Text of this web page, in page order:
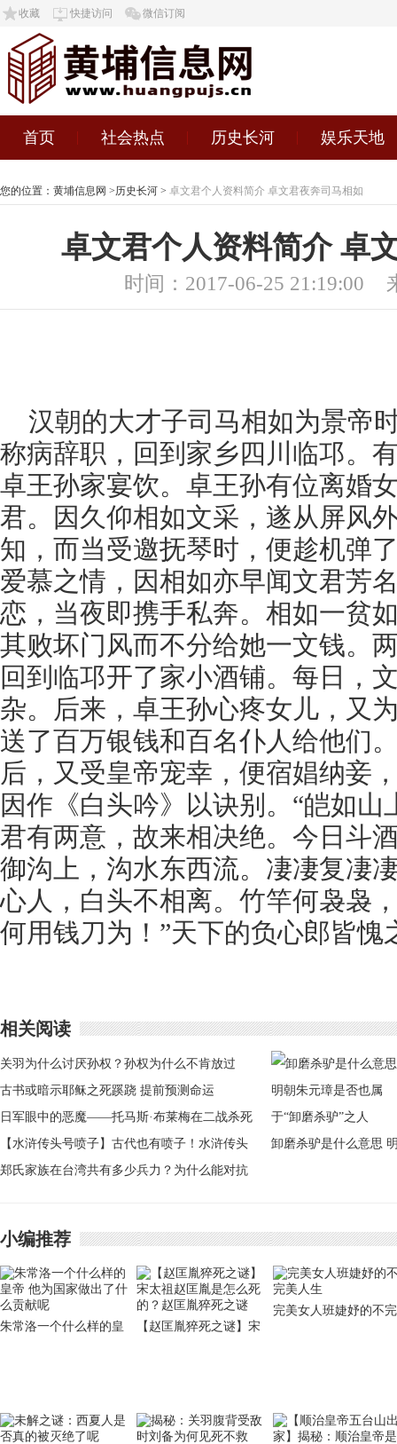
收藏 快捷访问 微信订阅
首页 社会热点 历史长河 娱乐天地
您的位置： 黄埔信息网 >历史长河 > 卓文君个人资料简介 卓文君夜奔司马相如
卓文君个人资料简介 卓
时间：2017-06-25 21:19:00
汉朝的大才子司马相如为景帝
称病辞职，回到家乡四川临邛。
卓王孙家宴饮。卓王孙有位离婚
君。因久仰相如文采，遂从屏风
知，而当受邀抚琴时，便趁机弹
爱慕之情，因相如亦早闻文君芳
恋，当夜即携手私奔。相如一贫
其败坏门风而不分给她一文钱。
回到临邛开了家小酒铺。每日，
杂。后来，卓王孙心疼女儿，又
送了百万银钱和百名仆人给他们
后，又受皇帝宠幸，便宿娼纳妾
因作《白头吟》以诀别。“皑如
君有两意，故来相决绝。今日斗
御沟上，沟水东西流。凄凄复凄
心人，白头不相离。竹竿何袅袅
何用钱刀为！”天下的负心郎皆愧
相关阅读
关羽为什么讨厌孙权？孙权为什么不肯放过
他？
古书或暗示耶稣之死蹊跷 提前预测命运
日军眼中的恶魔——托马斯·布莱梅在二战杀死
20万日军
【水浒传头号喷子】古代也有喷子！水浒传头
号喷子是谁
郑氏家族在台湾共有多少兵力？为什么能对抗
卸磨杀驴是什么意思
小编推荐
朱常洛一个什么样的皇
【赵匡胤猝死之谜】宋
完美女人班婕妤的不完